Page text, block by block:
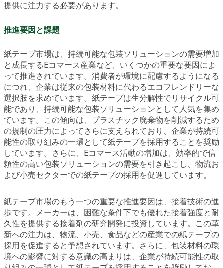
提供に注力する必要があります。
推進要因と課題
紙テープ市場は、持続可能な包装ソリューションの需要増加
と成長するEコマース産業など、いくつかの重要な要因によ
って推進されています。消費者が環境に配慮するようになる
につれ、企業は従来の包装材料に代わるエコフレンドリーな
選択肢を求めています。紙テープは生分解性でリサイクル可
能であり、持続可能な包装ソリューションとして人気を集め
ています。この傾向は、プラスチック廃棄物を削減するため
の規制の圧力によってさらに支えられており、企業が持続可
能性の取り組みの一環として紙テープを採用することを奨励
しています。さらに、Eコマース活動の増加は、効率的で信
頼性の高い包装ソリューションの需要を引き起こし、物流お
よび小売セクターでの紙テープの採用を促進しています。
紙テープ市場のもう一つの重要な推進要因は、接着技術の進
歩です。メーカーは、困難な条件下でも優れた接着強度と耐
久性を提供する接着剤の研究開発に投資しています。この革
新への注力は、物流、小売、食品などの産業での紙テープの
採用を促進すると予想されています。さらに、包装材料の環
境への影響に対する意識の高まりは、企業が持続可能性の取